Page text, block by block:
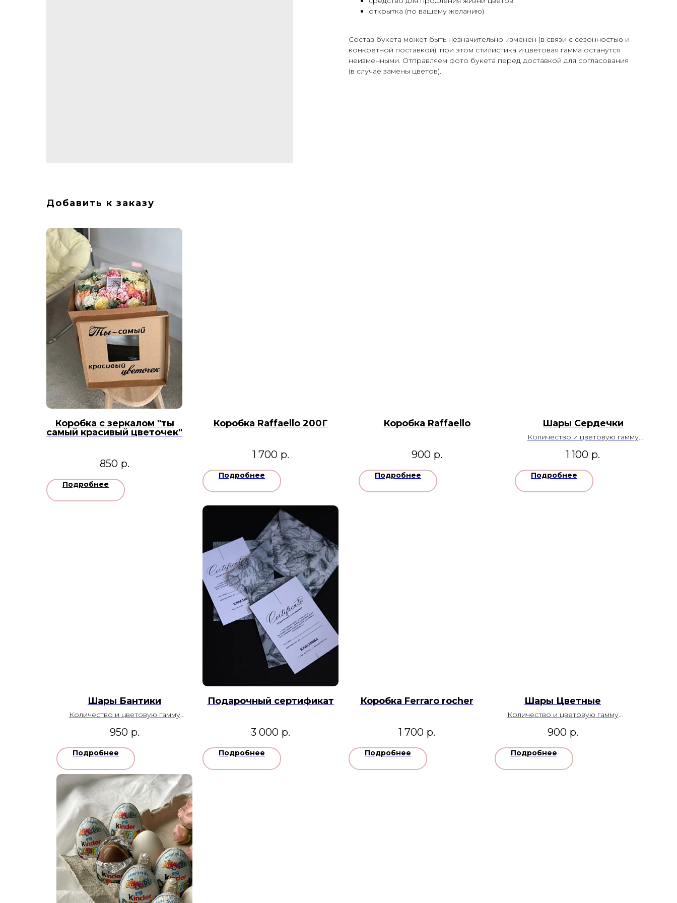
открытка (по вашему желанию)
Cостав букета может быть незначительно изменен (в связи с сезонностью и
конкретной поставкой), при этом стилистика и цветовая гамма останутся
неизменными. Отправляем фото букета перед доставкой для согласования
(в случае замены цветов).
Добавить к заказу
Коробка с зеркалом "ты
самый красивый цветочек"
850 р.
Подробнее
Коробка Raffaello 200Г
1 700 р.
Подробнее
Коробка Raffaello
900 р.
Подробнее
Шары Сердечки
Количество и цветовую гамму
1 100 р.
Подробнее
Шары Бантики
Количество и цветовую гамму
950 р.
Подробнее
Подарочный сертификат
3 000 р.
Подробнее
Коробка Ferraro rocher
1 700 р.
Подробнее
Шары Цветные
Количество и цветовую гамму
900 р.
Подробнее